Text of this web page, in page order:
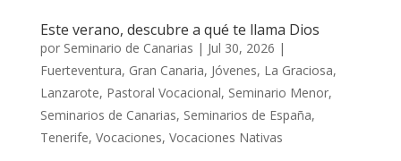
Este verano, descubre a qué te llama Dios
por Seminario de Canarias | Jul 30, 2026 |
Fuerteventura, Gran Canaria, Jóvenes, La Graciosa,
Lanzarote, Pastoral Vocacional, Seminario Menor,
Seminarios de Canarias, Seminarios de España,
Tenerife, Vocaciones, Vocaciones Nativas